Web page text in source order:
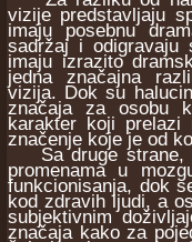
vizije predstavljaju
imaju posebnu
sadržaj i odigravaju
imaju izrazito
jedna značajna
vizija. Dok su
značaja za osobu
karakter koji prelazi
značenje koje je od
Sa druge strane,
promenama u
funkcionisanja, dok
kod zdravih ljudi, a
subjektivnim
značaja kako za